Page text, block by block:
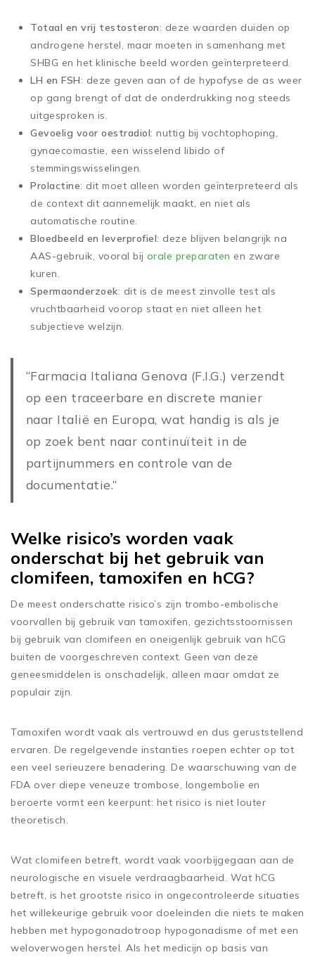
Totaal en vrij testosteron: deze waarden duiden op
androgene herstel, maar moeten in samenhang met
SHBG en het klinische beeld worden geïnterpreteerd.
LH en FSH: deze geven aan of de hypofyse de as weer
op gang brengt of dat de onderdrukking nog steeds
uitgesproken is.
Gevoelig voor oestradiol: nuttig bij vochtophoping,
gynaecomastie, een wisselend libido of
stemmingswisselingen.
Prolactine: dit moet alleen worden geïnterpreteerd als
de context dit aannemelijk maakt, en niet als
automatische routine.
Bloedbeeld en leverprofiel: deze blijven belangrijk na
AAS-gebruik, vooral bij orale preparaten en zware
kuren.
Spermaonderzoek: dit is de meest zinvolle test als
vruchtbaarheid voorop staat en niet alleen het
subjectieve welzijn.
“Farmacia Italiana Genova (F.I.G.) verzendt
op een traceerbare en discrete manier
naar Italië en Europa, wat handig is als je
op zoek bent naar continuïteit in de
partijnummers en controle van de
documentatie.”
Welke risico’s worden vaak
onderschat bij het gebruik van
clomifeen, tamoxifen en hCG?
De meest onderschatte risico’s zijn trombo-embolische
voorvallen bij gebruik van tamoxifen, gezichtsstoornissen
bij gebruik van clomifeen en oneigenlijk gebruik van hCG
buiten de voorgeschreven context. Geen van deze
geneesmiddelen is onschadelijk, alleen maar omdat ze
populair zijn.
Tamoxifen wordt vaak als vertrouwd en dus geruststellend
ervaren. De regelgevende instanties roepen echter op tot
een veel serieuzere benadering. De waarschuwing van de
FDA over diepe veneuze trombose, longembolie en
beroerte vormt een keerpunt: het risico is niet louter
theoretisch.
Wat clomifeen betreft, wordt vaak voorbijgegaan aan de
neurologische en visuele verdraagbaarheid. Wat hCG
betreft, is het grootste risico in ongecontroleerde situaties
het willekeurige gebruik voor doeleinden die niets te maken
hebben met hypogonadotroop hypogonadisme of met een
weloverwogen herstel. Als het medicijn op basis van